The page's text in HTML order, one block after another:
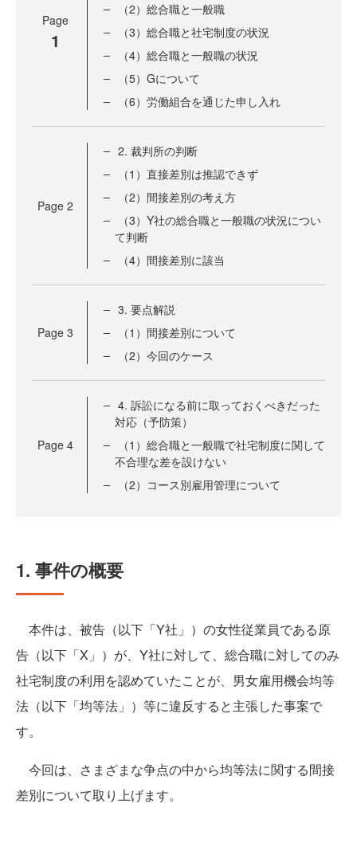
Page
1
（2）総合職と一般職
（3）総合職と社宅制度の状況
（4）総合職と一般職の状況
（5）Gについて
（6）労働組合を通じた申し入れ
Page 2
2. 裁判所の判断
（1）直接差別は推認できず
（2）間接差別の考え方
（3）Y社の総合職と一般職の状況につい
て判断
（4）間接差別に該当
Page 3
3. 要点解説
（1）間接差別について
（2）今回のケース
Page 4
4. 訴訟になる前に取っておくべきだった
対応（予防策）
（1）総合職と一般職で社宅制度に関して
不合理な差を設けない
（2）コース別雇用管理について
1. 事件の概要
本件は、被告（以下「Y社」）の女性従業員である原
告（以下「X」）が、Y社に対して、総合職に対してのみ
社宅制度の利用を認めていたことが、男女雇用機会均等
法（以下「均等法」）等に違反すると主張した事案で
す。
今回は、さまざまな争点の中から均等法に関する間接
差別について取り上げます。